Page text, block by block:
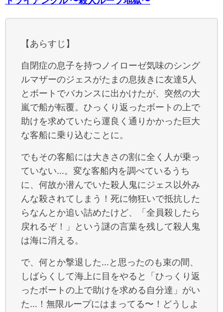
【あらすじ】
自閉症の息子を持つノイローゼ気味のシング
ルマザーのジェスがたまの息抜きに友達5人
とボートでバカンスに出かけたが、突然の大
嵐で船が転覆。ひっくり返ったボートの上で
助けを求めていたら運良く通りかかった巨大
な客船に乗り込むことに。
でもその客船には大きさの割に全く人が乗っ
ていない…。変な客船内を調べているうち
に、何故か潜んでいた殺人鬼にジェス以外み
んな殺されてしまう！死に物狂いで抵抗した
らなんとか追い詰めたけど、「全員殺したら
戻れるぞ！」という謎の言葉を残して殺人鬼
は海に消える。
で、何とか撃退した…と思ったのも束の間、
しばらくして海上に目をやると「ひっくり返
ったボートの上で助けを求める自分達」がい
た…！無限ループにはまってる〜！どうしよ